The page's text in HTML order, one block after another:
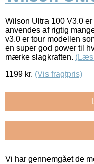
Wilson Ultra 100 V3.0
anvendes af rigtig
v3.0 er tour modellen
en super god power til
mærke slagkraften. (Læs
1199 kr. (Vis fragtpris)
Vi har gennemgået de